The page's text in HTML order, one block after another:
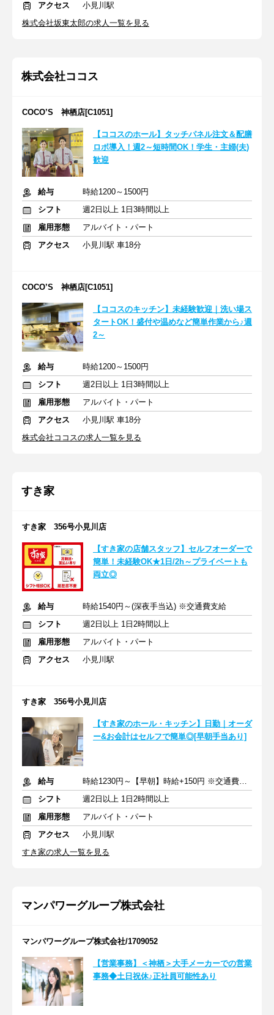
アクセス
小見川駅
株式会社坂東太郎の求人一覧を見る
株式会社ココス
COCO’S 神栖店[C1051]
【ココスのホール】タッチパネル注文＆配膳
ロボ導入！週2～短時間OK！学生・主婦(夫)
歓迎
給与
時給1200～1500円
シフト
週2日以上 1日3時間以上
雇用形態
アルバイト・パート
アクセス
小見川駅 車18分
COCO’S 神栖店[C1051]
【ココスのキッチン】未経験歓迎｜洗い場ス
タートOK！盛付や温めなど簡単作業から♪週
2～
給与
時給1200～1500円
シフト
週2日以上 1日3時間以上
雇用形態
アルバイト・パート
アクセス
小見川駅 車18分
株式会社ココスの求人一覧を見る
すき家
すき家 356号小見川店
【すき家の店舗スタッフ】セルフオーダーで
簡単！未経験OK★1日/2h～プライベートも
両立◎
給与
時給1540円～(深夜手当込) ※交通費支給
シフト
週2日以上 1日2時間以上
雇用形態
アルバイト・パート
アクセス
小見川駅
すき家 356号小見川店
【すき家のホール・キッチン】日勤｜オーダ
ー&お会計はセルフで簡単◎[早朝手当あり]
給与
時給1230円～【早朝】時給+150円 ※交通費支給
シフト
週2日以上 1日2時間以上
雇用形態
アルバイト・パート
アクセス
小見川駅
すき家の求人一覧を見る
マンパワーグループ株式会社
マンパワーグループ株式会社/1709052
【営業事務】＜神栖＞大手メーカーでの営業
事務◆土日祝休♪正社員可能性あり